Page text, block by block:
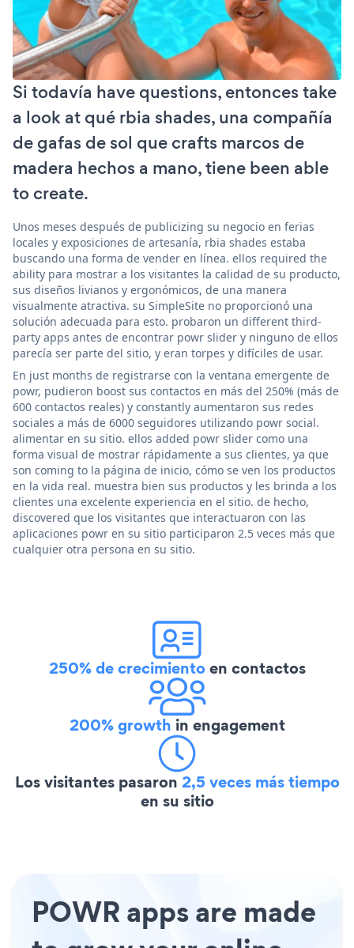
Si todavía have questions, entonces take
a look at qué rbia shades, una compañía
de gafas de sol que crafts marcos de
madera hechos a mano, tiene been able
to create.
Unos meses después de publicizing su negocio en ferias
locales y exposiciones de artesanía, rbia shades estaba
buscando una forma de vender en línea. ellos required the
ability para mostrar a los visitantes la calidad de su producto,
sus diseños livianos y ergonómicos, de una manera
visualmente atractiva. su SimpleSite no proporcionó una
solución adecuada para esto. probaron un different third-
party apps antes de encontrar powr slider y ninguno de ellos
parecía ser parte del sitio, y eran torpes y difíciles de usar.
En just months de registrarse con la ventana emergente de
powr, pudieron boost sus contactos en más del 250% (más de
600 contactos reales) y constantly aumentaron sus redes
sociales a más de 6000 seguidores utilizando powr social.
alimentar en su sitio. ellos added powr slider como una
forma visual de mostrar rápidamente a sus clientes, ya que
son coming to la página de inicio, cómo se ven los productos
en la vida real. muestra bien sus productos y les brinda a los
clientes una excelente experiencia en el sitio. de hecho,
discovered que los visitantes que interactuaron con las
aplicaciones powr en su sitio participaron 2.5 veces más que
cualquier otra persona en su sitio.
250% de crecimientoen contactos
200% growth in engagement
Los visitantes pasaron 2,5 veces más tiempo
en su sitio
POWR apps are made